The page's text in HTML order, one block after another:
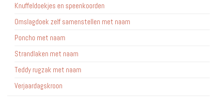
Knuffeldoekjes en speenkoorden
Omslagdoek zelf samenstellen met naam
Poncho met naam
Strandlaken met naam
Teddy rugzak met naam
Verjaardagskroon